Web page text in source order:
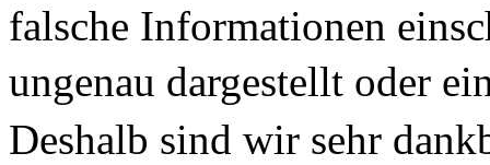
falsche Informationen
ungenau dargestellt oder
Deshalb sind wir sehr